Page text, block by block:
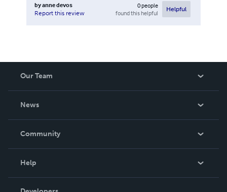
byanne devos
Report this review
0people
found this helpful
Helpful
Our Team
News
In The News
Community
Help
Order Lookup